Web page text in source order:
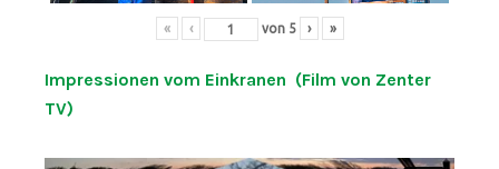
« ‹ von 5 › »
Impressionen vom Einkranen (Film von Zenter
TV)